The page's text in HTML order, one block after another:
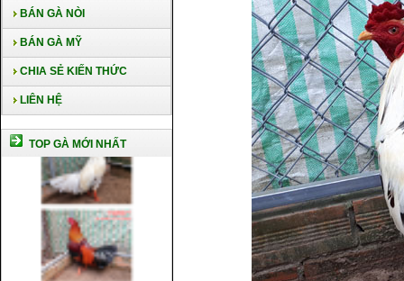
BÁN GÀ NÒI
BÁN GÀ MỸ
CHIA SẺ KIẾN THỨC
LIÊN HỆ
TOP GÀ MỚI NHẤT